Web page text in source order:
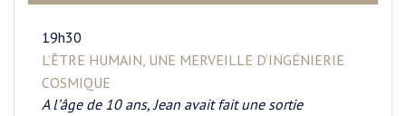
19h30
L’ÊTRE HUMAIN, UNE MERVEILLE D’INGÉNIERIE
COSMIQUE
A l’âge de 10 ans, Jean avait fait une sortie